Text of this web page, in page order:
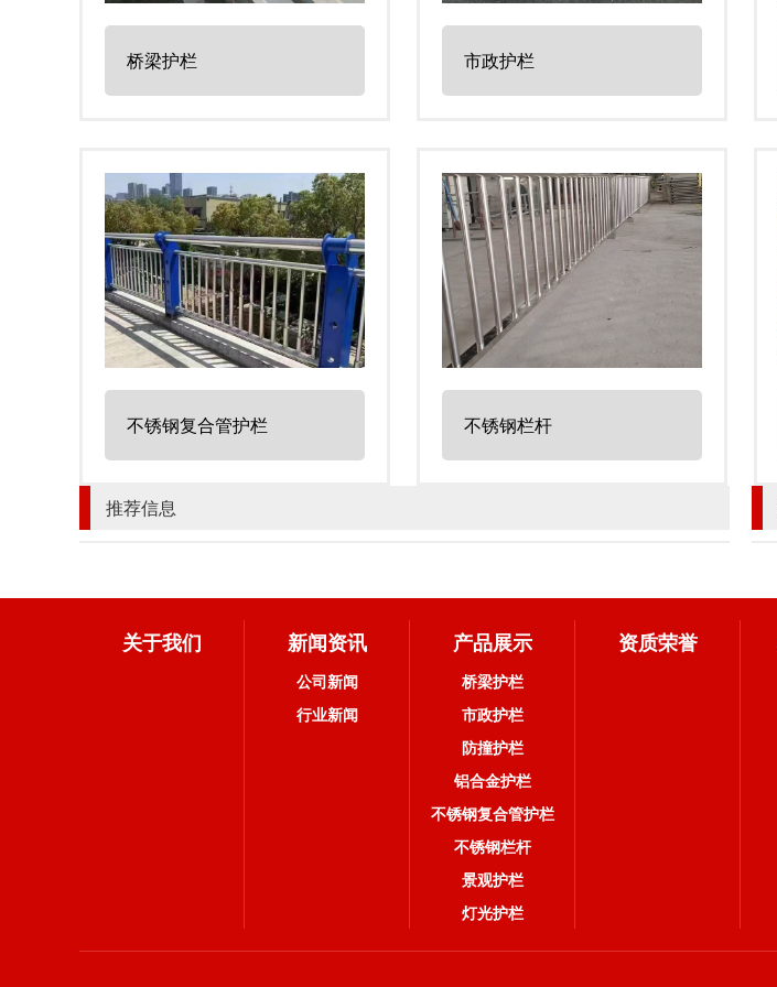
桥梁护栏 市政护栏
不锈钢复合管护栏 不锈钢栏杆
推荐信息
关于我们 新闻资讯
公司新闻
行业新闻
产品展示
桥梁护栏
市政护栏
防撞护栏
铝合金护栏
不锈钢复合管护栏
不锈钢栏杆
景观护栏
灯光护栏
资质荣誉